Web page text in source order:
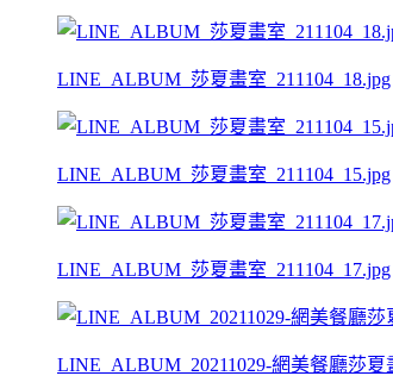
LINE_ALBUM_莎夏畫室_211104_18.jpg
LINE_ALBUM_莎夏畫室_211104_15.jpg
LINE_ALBUM_莎夏畫室_211104_17.jpg
LINE_ALBUM_20211029-網美餐廳莎夏